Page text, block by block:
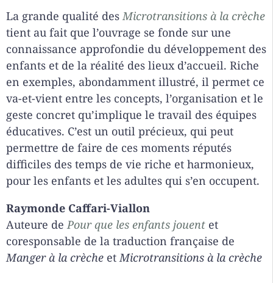
La grande qualité desMicrotransitions à la crèche
tient au fait que l’ouvrage se fonde sur une
connaissance approfondie du développement des
enfants et de la réalité des lieux d’accueil. Riche
en exemples, abondamment illustré, il permet ce
va-et-vient entre les concepts, l’organisation et le
geste concret qu’implique le travail des équipes
éducatives. C’est un outil précieux, qui peut
permettre de faire de ces moments réputés
difficiles des temps de vie riche et harmonieux,
pour les enfants et les adultes qui s’en occupent.
Raymonde Caffari-Viallon
Auteure dePour que les enfants jouent et
coresponsable de la traduction française de
Manger à la crèche etMicrotransitions à la crèche